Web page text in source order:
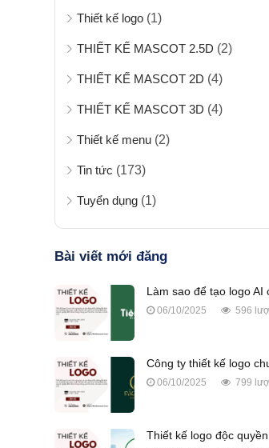
Thiết kế logo (1)
THIẾT KẾ MASCOT 2.5D (2)
THIẾT KẾ MASCOT 2D (4)
THIẾT KẾ MASCOT 3D (4)
Thiết kế menu (2)
Tin tức (173)
Tuyển dụng (1)
Bài viết mới đăng
Làm sao để tạo logo AI
06/10/2025 596
Công ty thiết kế logo
06/10/2025 799
Thiết kế logo độc